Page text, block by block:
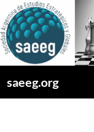
Saltar
al
contenido
saeeg.org